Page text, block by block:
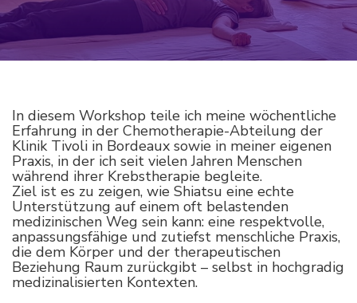
In diesem Workshop teile ich meine wöchentliche
Erfahrung in der Chemotherapie-Abteilung der
Klinik Tivoli in Bordeaux sowie in meiner eigenen
Praxis, in der ich seit vielen Jahren Menschen
während ihrer Krebstherapie begleite.
Ziel ist es zu zeigen, wie Shiatsu eine echte
Unterstützung auf einem oft belastenden
medizinischen Weg sein kann: eine respektvolle,
anpassungsfähige und zutiefst menschliche Praxis,
die dem Körper und der therapeutischen
Beziehung Raum zurückgibt – selbst in hochgradig
medizinalisierten Kontexten.